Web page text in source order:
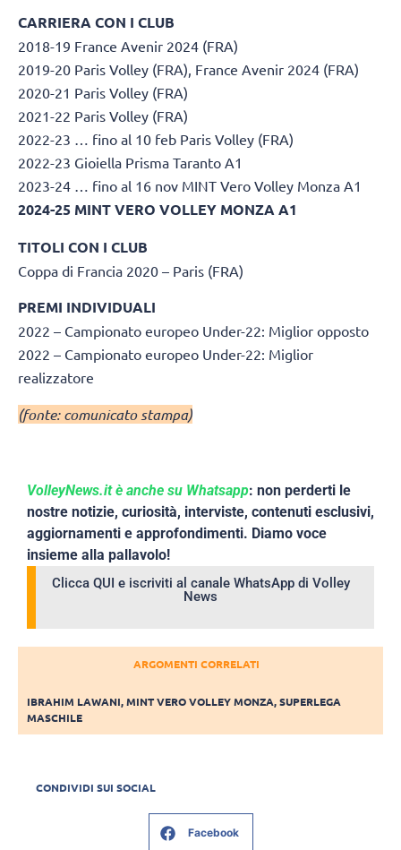
CARRIERA CON I CLUB
2018-19 France Avenir 2024 (FRA)
2019-20 Paris Volley (FRA), France Avenir 2024 (FRA)
2020-21 Paris Volley (FRA)
2021-22 Paris Volley (FRA)
2022-23 … fino al 10 feb Paris Volley (FRA)
2022-23 Gioiella Prisma Taranto A1
2023-24 … fino al 16 nov MINT Vero Volley Monza A1
2024-25 MINT VERO VOLLEY MONZA A1
TITOLI CON I CLUB
Coppa di Francia 2020 – Paris (FRA)
PREMI INDIVIDUALI
2022 – Campionato europeo Under-22: Miglior opposto
2022 – Campionato europeo Under-22: Miglior
realizzatore
(fonte: comunicato stampa)
VolleyNews.it è anche su Whatsapp: non perderti le
nostre notizie, curiosità, interviste, contenuti esclusivi,
aggiornamenti e approfondimenti. Diamo voce
insieme alla pallavolo!
Clicca QUI e iscriviti al canale WhatsApp di Volley
News
ARGOMENTI CORRELATI
IBRAHIM LAWANI,MINT VERO VOLLEY MONZA,SUPERLEGA
MASCHILE
CONDIVIDI SUI SOCIAL
Facebook